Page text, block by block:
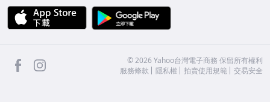
APP Store
facebook ©2026 Yahoo台灣電子商務 保留所有權利
服務條款
隱私權 拍賣使用規範 交易安全